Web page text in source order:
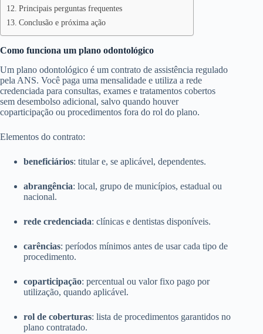
Principais perguntas frequentes
Conclusão e próxima ação
Como funciona um plano odontológico
Um plano odontológico é um contrato de assistência regulado
pela ANS. Você paga uma mensalidade e utiliza a rede
credenciada para consultas, exames e tratamentos cobertos
sem desembolso adicional, salvo quando houver
coparticipação ou procedimentos fora do rol do plano.
Elementos do contrato:
beneficiários: titular e, se aplicável, dependentes.
abrangência: local, grupo de municípios, estadual ou
nacional.
rede credenciada: clínicas e dentistas disponíveis.
carências: períodos mínimos antes de usar cada tipo de
procedimento.
coparticipação: percentual ou valor fixo pago por
utilização, quando aplicável.
rol de coberturas: lista de procedimentos garantidos no
plano contratado.